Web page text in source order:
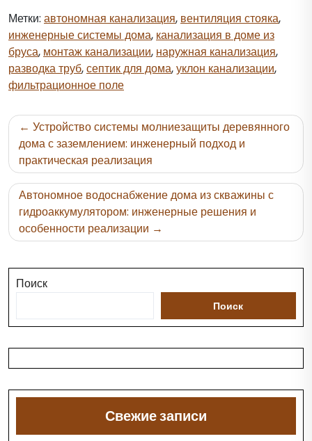
Метки: автономная канализация, вентиляция стояка,
инженерные системы дома, канализация в доме из
бруса, монтаж канализации, наружная канализация,
разводка труб,септик для дома,уклон канализации,
фильтрационное поле
Навигация
по
записям
Устройство системы молниезащиты деревянного
дома с заземлением: инженерный подход и
практическая реализация
Автономное водоснабжение дома из скважины с
гидроаккумулятором: инженерные решения и
особенности реализации
Поиск
Поиск
Свежие записи